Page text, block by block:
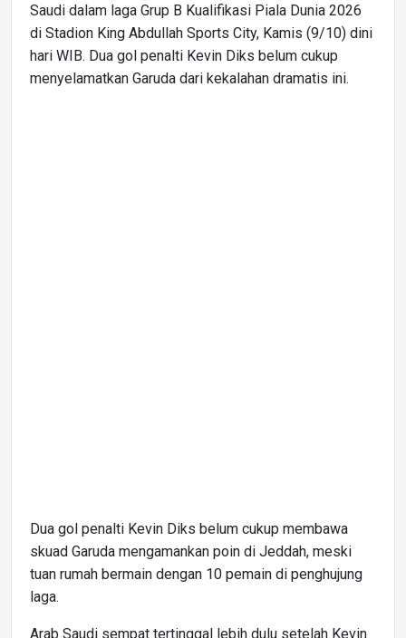
Saudi dalam laga Grup B Kualifikasi Piala Dunia 2026
di Stadion King Abdullah Sports City, Kamis (9/10) dini
hari WIB. Dua gol penalti Kevin Diks belum cukup
menyelamatkan Garuda dari kekalahan dramatis ini.
Dua gol penalti Kevin Diks belum cukup membawa
skuad Garuda mengamankan poin di Jeddah, meski
tuan rumah bermain dengan 10 pemain di penghujung
laga.
Arab Saudi sempat tertinggal lebih dulu setelah Kevin